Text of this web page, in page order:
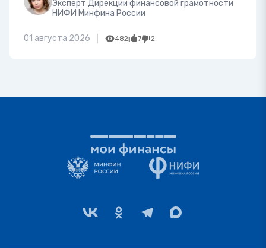
Эксперт Дирекции финансовой грамотности
НИФИ Минфина России
01 августа 2026 482 7 2